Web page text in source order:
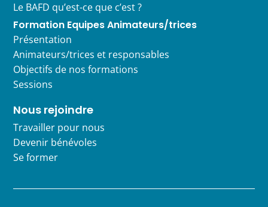
Le BAFD qu’est-ce que c’est ?
Formation Equipes Animateurs/trices
Présentation
Animateurs/trices et responsables
Objectifs de nos formations
Sessions
Nous rejoindre
Travailler pour nous
Devenir bénévoles
Se former